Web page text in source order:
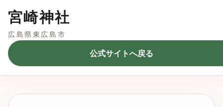
宮崎神社
広島県東広島市
公式サイトへ戻る